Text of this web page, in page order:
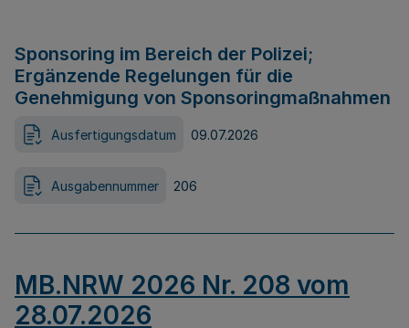
Sponsoring im Bereich der Polizei;
Ergänzende Regelungen für die
Genehmigung von Sponsoringmaßnahmen
Ausfertigungsdatum 09.07.2026
Ausgabennummer 206
MB.NRW 2026 Nr. 208 vom
28.07.2026